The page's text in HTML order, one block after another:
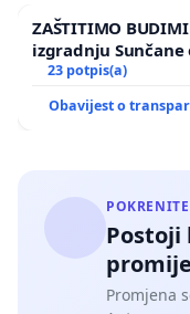
ZAŠTITIMO
izgradnju
Ugljana
23 potpis(a)
Obavijest o
Postoji
Promjena